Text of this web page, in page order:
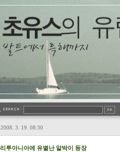
2008. 3. 19. 08:30
리투아니아에 유별난 알박이 등장